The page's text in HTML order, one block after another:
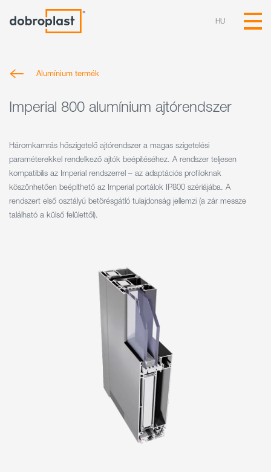
HU
Alumínium termék
Imperial 800 alumínium ajtórendszer
Háromkamrás hőszigetelő ajtórendszer a magas szigetelési
paraméterekkel rendelkező ajtók beépítéséhez. A rendszer teljesen
kompatibilis az Imperial rendszerrel – az adaptációs profiloknak
köszönhetően beépíthető az Imperial portálok IP800 szériájába. A
rendszert első osztályú betörésgátló tulajdonság jellemzi (a zár messze
található a külső felülettől).